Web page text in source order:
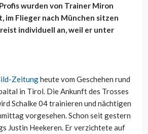
wurden von Trainer Miron
im Flieger nach München sitzen
individuell an, weil er unter
Zeitungheute vom Geschehen rund
in Tirol. Die Ankunft des Trosses
Schalke 04 trainieren und nächtigen
vorgesehen. Schon seit gestern
Justin Heekeren. Er verzichtete auf